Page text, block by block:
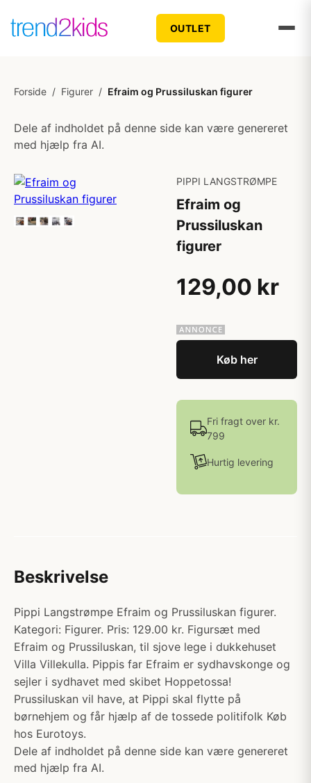
OUTLET
Forside / Figurer / Efraim og Prussiluskan figurer
Dele af indholdet på denne side kan være genereret
med hjælp fra AI.
PIPPI LANGSTRØMPE
Efraim og
Prussiluskan
figurer
129,00 kr
Køb her
Fri fragt over kr.
799
Hurtig levering
Beskrivelse
Pippi Langstrømpe Efraim og Prussiluskan figurer.
Kategori: Figurer. Pris: 129.00 kr. Figursæt med
Efraim og Prussiluskan, til sjove lege i dukkehuset
Villa Villekulla. Pippis far Efraim er sydhavskonge og
sejler i sydhavet med skibet Hoppetossa!
Prussiluskan vil have, at Pippi skal flytte på
børnehjem og får hjælp af de tossede politifolk Køb
hos Eurotoys.
Dele af indholdet på denne side kan være genereret
med hjælp fra AI.